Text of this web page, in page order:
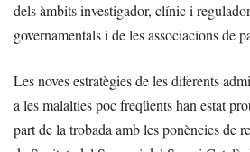
dels àmbits investigador, clínic i
governamentals i de les associacions de
Les noves estratègies de les diferents
a les malalties poc freqüents han estat
part de la trobada amb les ponències de